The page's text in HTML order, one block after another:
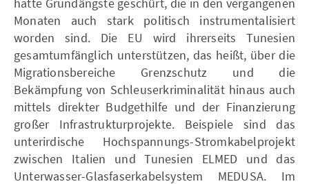
Monaten auch stark politisch instrumentalisiert
worden sind. Die EU wird ihrerseits Tunesien
gesamtumfänglich unterstützen, das heißt, über die
Migrationsbereiche Grenzschutz und die
Bekämpfung von Schleuserkriminalität hinaus auch
mittels direkter Budgethilfe und der Finanzierung
großer Infrastrukturprojekte. Beispiele sind das
unterirdische Hochspannungs-Stromkabelprojekt
zwischen Italien und Tunesien ELMED und das
Unterwasser-Glasfaserkabelsystem MEDUSA. Im